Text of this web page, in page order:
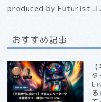
produced by Futuristコ
おすすめ記事
タ